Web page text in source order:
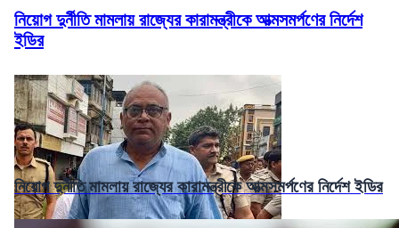
নিয়োগ দুর্নীতি মামলায় রাজ্যের কারামন্ত্রীকে আত্মসমর্পণের নির্দেশ
ইডির
নিয়োগ দুর্নীতি মামলায় রাজ্যের কারামন্ত্রীকে আত্মসমর্পণের নির্দেশ ইডির